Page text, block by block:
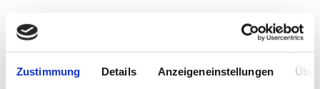
Zustimmung Details Anzeigeneinstellungen
BESONDERE MERKMALE